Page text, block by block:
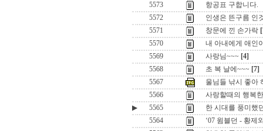
5573
항공표 구합니다.
5572
인생은 뜬구름 인
5571
창문에 낀 손가락
5570
내 아내에게 애인
5569
사랑님~~~ [4]
5568
초 복 날에~~~ [7]
5567
울님들 낚시 좋아
5566
사랑할때의 행복
▶
5565
한 시대를 풍미했
5564
‘07 윔블던 - 황제